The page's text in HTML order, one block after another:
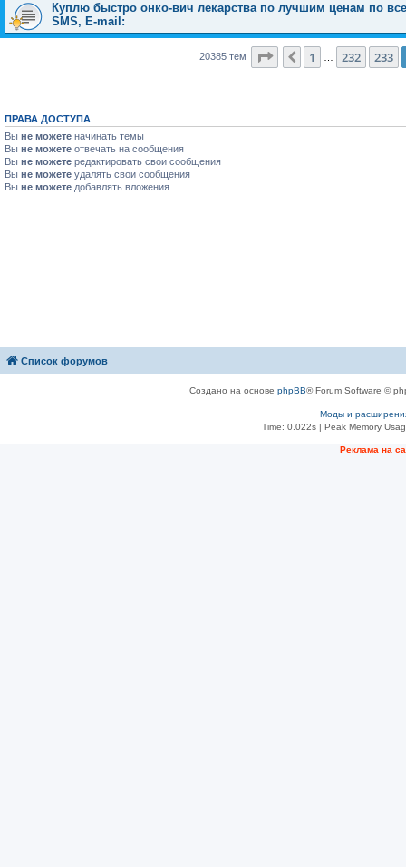
Куплю быстро онко-вич лекарства по лучшим ценам по
SMS, E-mail:
20385 тем Страница 234из 816
Пред.
1 232 233
ПРАВА ДОСТУПА
Вы не можете начинать темы
Вы не можете отвечать на сообщения
Вы не можете редактировать свои сообщения
Вы не можете удалять свои сообщения
Вы не можете добавлять вложения
Список форумов
Создано на основе phpBB® Forum Software ©
Моды и
Time: 0.022s| Peak Memory
Рeклама на